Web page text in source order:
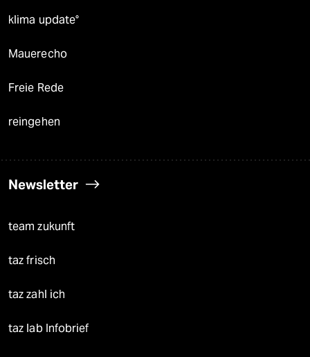
klima update°
Mauerecho
Freie Rede
reingehen
Newsletter
team zukunft
taz frisch
taz zahl ich
taz lab Infobrief